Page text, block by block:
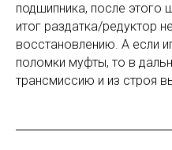
подшипника, после этого
итог раздатка/редуктор
восстановлению. А если
поломки муфты, то в
трансмиссию и из строя